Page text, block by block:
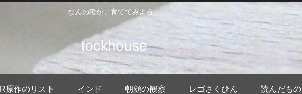
なんの種か、育ててみよう。
tockhouse
原作のリスト インド 朝顔の観察 レゴさくひん 読んだもの